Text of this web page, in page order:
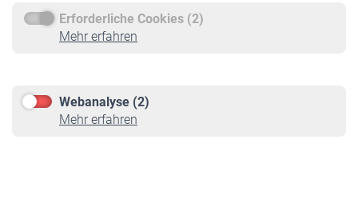
Erforderliche Cookies (2)
Mehr erfahren
Webanalyse (2)
Mehr erfahren
Service
Informationen
Online-Rechner
VBLnewsletter